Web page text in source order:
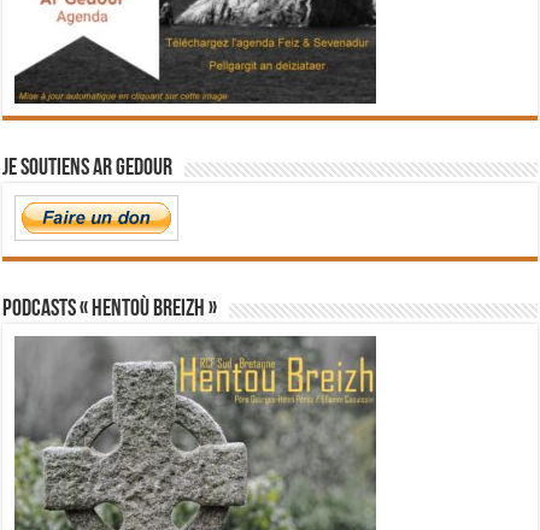
Je soutiens Ar Gedour
PODCASTS « Hentoù Breizh »